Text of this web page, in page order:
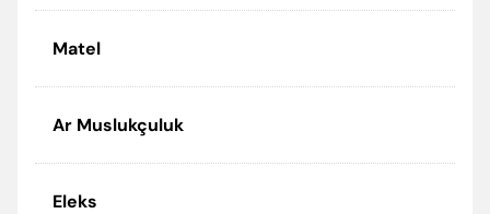
Matel
Ar Muslukçuluk
Eleks